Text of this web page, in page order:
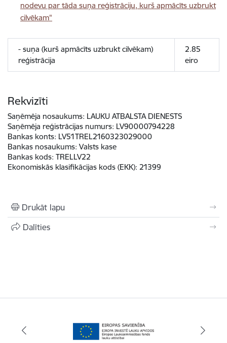
nodevu par tāda suņa reģistrāciju, kurš apmācīts uzbrukt
cilvēkam"
- suņa (kurš apmācīts uzbrukt cilvēkam)
reģistrācija
2.85
eiro
Rekvizīti
Saņēmēja nosaukums: LAUKU ATBALSTA DIENESTS
Saņēmēja reģistrācijas numurs: LV90000794228
Bankas konts: LV51TREL2160323029000
Bankas nosaukums: Valsts kase
Bankas kods: TRELLV22
Ekonomiskās klasifikācijas kods (EKK): 21399
Drukāt lapu
Dalīties